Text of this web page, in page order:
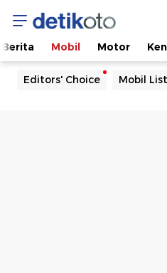
Berita Mobil Motor
Editors' Choice Mobil